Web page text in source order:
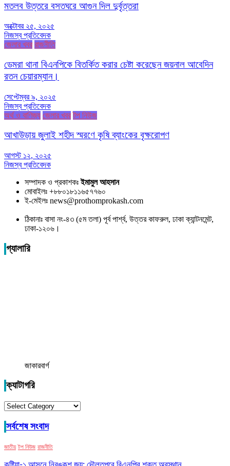
মতলব উত্তরে বসতঘরে আগুন দিল দুর্বৃত্তরা
অক্টোবর ২৫, ২০২৫
নিজস্ব প্রতিবেদক
জেলার খবর রাজনীতি
ডেমরা থানা বিএনপিকে বিতর্কিত করার চেষ্টা করেছেন জয়নাল আবেদিন
রতন চেয়ারম্যান।
সেপ্টেম্বর ৯, ২০২৫
নিজস্ব প্রতিবেদক
অর্থ ও বাণিজ্য জেলার খবর টপ নিউজ
আখাউড়ায় জুলাই শহীদ স্মরণে কৃষি ব্যাংকের বৃক্ষরোপণ
আগস্ট ১২, ২০২৫
নিজস্ব প্রতিবেদক
সম্পাদক ও প্রকাশকঃইমামুল আহসান
মোবাইলঃ +৮৮০১৮১১৬৫৭৭৬০
ই-মেইলঃ news@prothomprokash.com
ঠিকানাঃ বাসা নং-৪৩ (৫ম তলা) পূর্ব পার্শ্ব, উত্তর কাফরুল, ঢাকা ক্যান্টনমেন্ট,
ঢাকা-১২০৬।
গ্যালারি
জাকারবার্গ
ক্যাটাগরি
ক্যাটাগরি
সর্বশেষ সংবাদ
জাতীয় টপ নিউজ রাজনীতি